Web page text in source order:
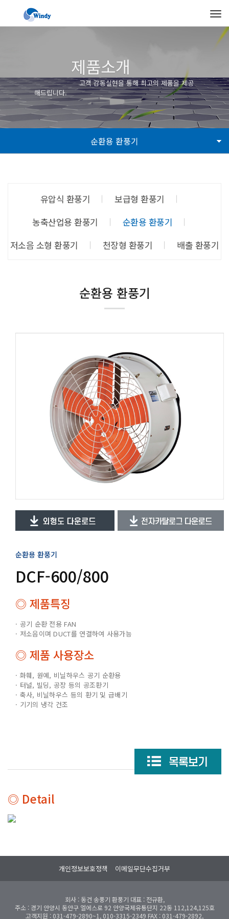
제품소개
고객 감동실현을 통해 최고의 제품을 제공
해드립니다.
순환용 환풍기
유압식 환풍기
보급형 환풍기
농축산업용 환풍기
순환용 환풍기
저소음 소형 환풍기
천장형 환풍기 배출 환풍기
순환용 환풍기
순환용 환풍기
DCF-600/800
◎ 제품특징
· 공기 순환 전용 FAN
· 저소음이며 DUCT를 연결하여 사용가능
◎ 제품 사용장소
· 화훼, 원예, 비닐하우스 공기 순환용
· 터널, 빌딩, 공장 등의 공조환기
· 축사, 비닐하우스 등의 환기 및 급배기
· 기기의 냉각 건조
◎ Detail
개인정보보호정책 이메일무단수집거부
회사 : 동건 송풍기 환풍기 대표 : 전규환,
주소 : 경기 안양시 동안구 엘에스로 92 안양국제유통단지 22동 112,124,125호
고객지원 : 031-479-2890~1, 010-3315-2349 FAX : 031-479-2892,